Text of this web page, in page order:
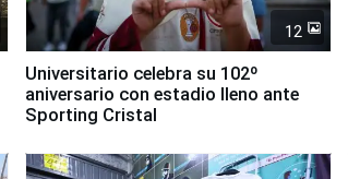
12
Universitario celebra su 102º
aniversario con estadio lleno ante
Sporting Cristal